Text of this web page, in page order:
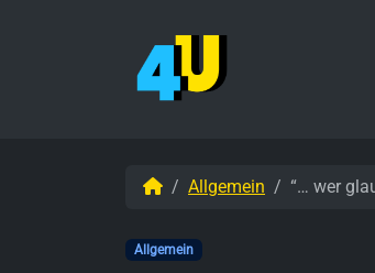
StartAllgemein “… wer
Allgemein